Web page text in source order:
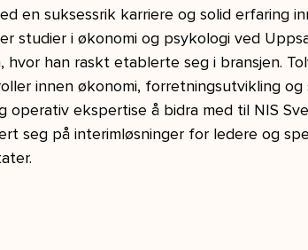
en suksessrik karriere og solid erfaring
studier i økonomi og psykologi ved
hvor han raskt etablerte seg i bransjen.
innen økonomi, forretningsutvikling
operativ ekspertise å bidra med til NIS
seg på interimløsninger for ledere og